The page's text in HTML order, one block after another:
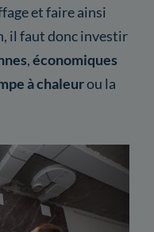
et faire ainsi
il faut donc investir
,économiques
à chaleurou la